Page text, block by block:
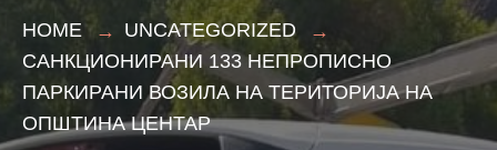
HOME
UNCATEGORIZED
САНКЦИОНИРАНИ 133 НЕПРОПИСНО
ПАРКИРАНИ ВОЗИЛА НА ТЕРИТОРИЈА НА
ОПШТИНА ЦЕНТАР